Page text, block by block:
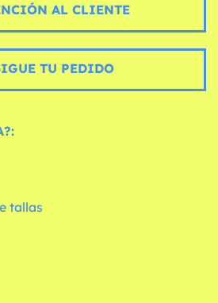
AL CLIENTE
TU PEDIDO
tallas